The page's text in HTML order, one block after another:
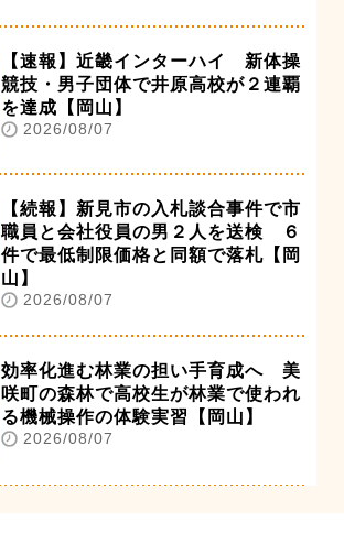
【速報】近畿インターハイ 新体操
競技・男子団体で井原高校が２連覇
を達成【岡山】
2026/08/07
【続報】新見市の入札談合事件で市
職員と会社役員の男２人を送検 ６
件で最低制限価格と同額で落札【岡
山】
2026/08/07
効率化進む林業の担い手育成へ 美
咲町の森林で高校生が林業で使われ
る機械操作の体験実習【岡山】
2026/08/07